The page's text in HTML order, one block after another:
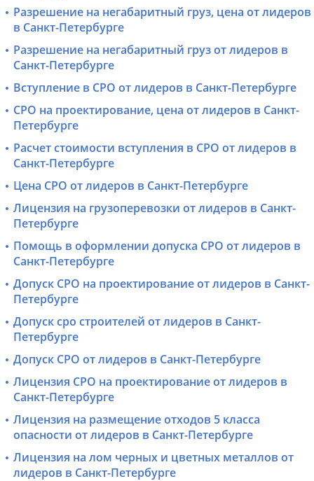
Разрешение на негабаритный груз, цена от лидеров
в Санкт-Петербурге
Разрешение на негабаритный груз от лидеров в
Санкт-Петербурге
Вступление в СРО от лидеров в Санкт-Петербурге
СРО на проектирование, цена от лидеров в Санкт-
Петербурге
Расчет стоимости вступления в СРО от лидеров в
Санкт-Петербурге
Цена СРО от лидеров в Санкт-Петербурге
Лицензия на грузоперевозки от лидеров в Санкт-
Петербурге
Помощь в оформлении допуска СРО от лидеров в
Санкт-Петербурге
Допуск СРО на проектирование от лидеров в Санкт-
Петербурге
Допуск сро строителей от лидеров в Санкт-
Петербурге
Допуск СРО от лидеров в Санкт-Петербурге
Лицензия СРО на проектирование от лидеров в
Санкт-Петербурге
Лицензия на размещение отходов 5 класса
опасности от лидеров в Санкт-Петербурге
Лицензия на лом черных и цветных металлов от
лидеров в Санкт-Петербурге